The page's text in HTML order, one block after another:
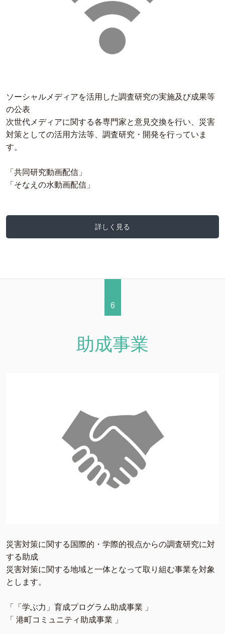
ソーシャルメディアを活用した調査研究の実施及び成果等
の公表
次世代メディアに関する各専門家と意見交換を行い、災害
対策としての活用方法等、調査研究・開発を行っていま
す。
「共同研究動画配信」
「そなえの水動画配信」
詳しく見る
6
助成事業
災害対策に関する国際的・学際的視点からの調査研究に対
する助成
災害対策に関する地域と一体となって取り組む事業を対象
とします。
「「学ぶ力」育成プログラム助成事業 」
「 港町コミュニティ助成事業 」